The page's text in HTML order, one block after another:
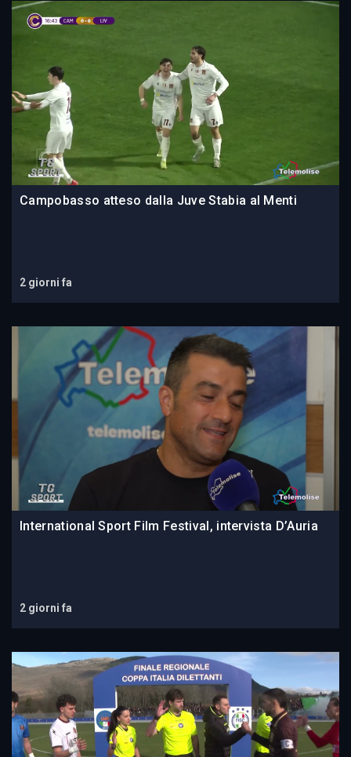
Campobasso atteso dalla Juve Stabia al Menti
2 giorni fa
International Sport Film Festival, intervista D’Auria
2 giorni fa